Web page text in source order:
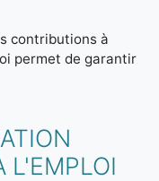
contributions à
permet de garantir
L'EMPLOI